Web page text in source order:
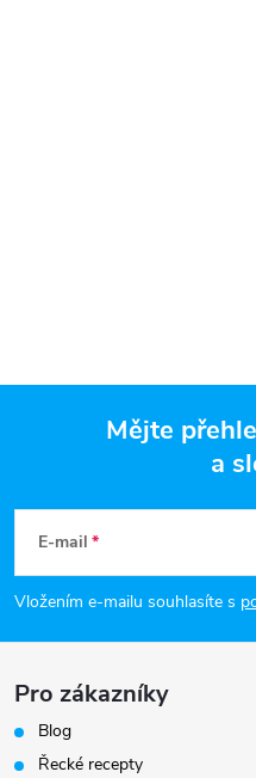
p
t
Mějte
a
E-mail
Vložením e-mailu souhlasíte s
Pro zákazníky
Blog
Řecké recepty